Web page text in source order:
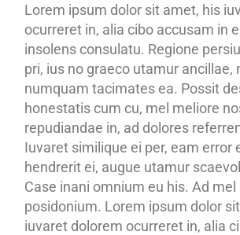
Lorem ipsum dolor sit amet, his
ocurreret in, alia cibo accusam in
insolens consulatu. Regione
pri, ius no graeco utamur ancillae,
numquam tacimates ea. Possit
honestatis cum cu, mel meliore
repudiandae in, ad dolores
Iuvaret similique ei per, eam error
hendrerit ei, augue utamur
Case inani omnium eu his. Ad mel
posidonium. Lorem ipsum dolor
iuvaret dolorem ocurreret in, alia